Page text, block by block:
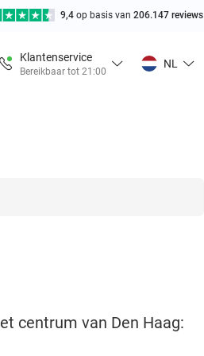
9,4 op basis van 206.147 reviews
Klantenservice
Bereikbaar tot 21:00
NL
centrum van Den Haag: